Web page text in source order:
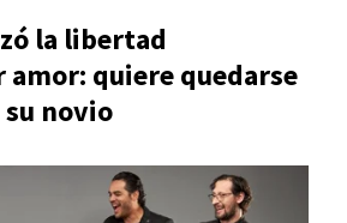
la libertad
quiere quedarse
su novio